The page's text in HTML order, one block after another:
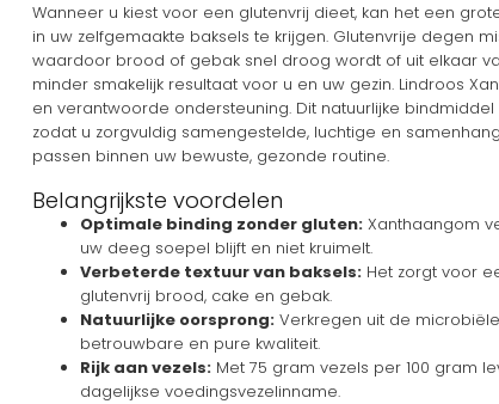
Wanneer u kiest voor een glutenvrij dieet, kan het een
in uw zelfgemaakte baksels te krijgen. Glutenvrije degen
waardoor brood of gebak snel droog wordt of uit elkaar
minder smakelijk resultaat voor u en uw gezin. Lindroos
en verantwoorde ondersteuning. Dit natuurlijke
zodat u zorgvuldig samengestelde, luchtige en
passen binnen uw bewuste, gezonde routine.
Belangrijkste voordelen
Optimale binding zonder gluten: Xanthaangom
uw deeg soepel blijft en niet kruimelt.
Verbeterde textuur van baksels: Het zorgt voor
glutenvrij brood, cake en gebak.
Natuurlijke oorsprong: Verkregen uit de
betrouwbare en pure kwaliteit.
Rijk aan vezels: Met 75 gram vezels per 100 gram
dagelijkse voedingsvezelinname.